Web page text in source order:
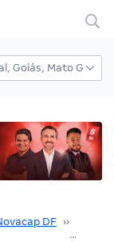
DF ››